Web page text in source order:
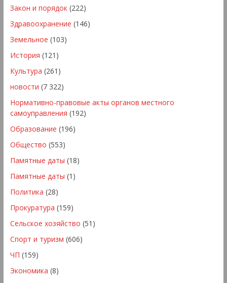
Закон и порядок(222)
Здравоохранение (146)
Земельное (103)
История (121)
Культура (261)
новости (7 322)
Нормативно-правовые акты органов местного
самоуправления (192)
Образование (196)
Общество (553)
Памятные даты (18)
Памятные даты (1)
Политика (28)
Прокуратура (159)
Сельское хозяйство (51)
Спорт и туризм (606)
ЧП (159)
Экономика (8)